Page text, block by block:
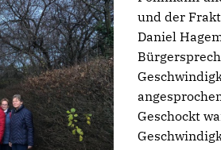
und der
Daniel
Geschockt